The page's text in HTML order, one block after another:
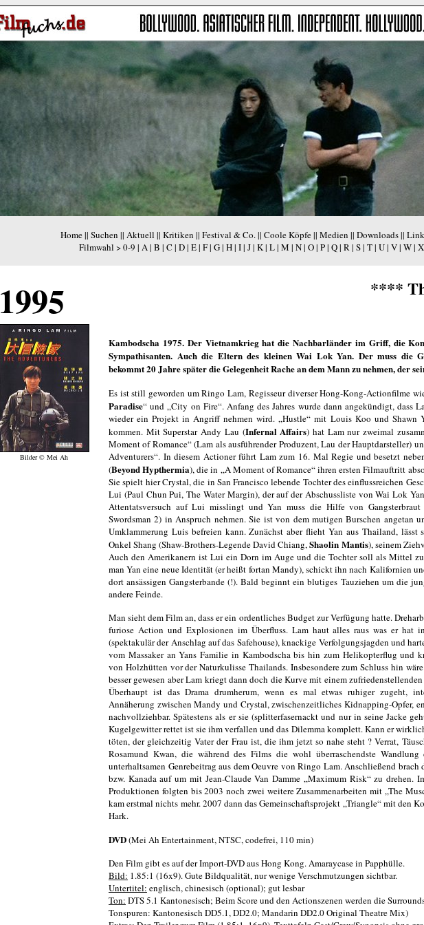
Home|| Suchen || Aktuell || Kritiken || Festival & Co.|| Coole Köpfe|| Medien || Downloads||
Filmwahl >0-9 | A| B | C | D| E| F| G| H| I| J| K| L| M | N| O| P| Q| R| S| T| U| V| W| X
1995
Bilder © Mei Ah
****
Kambodscha 1975. Der Vietnamkrieg hat die Nachbarländer im Griff, die
Sympathisanten. Auch die Eltern des kleinen Wai Lok Yan. Der muss die
bekommt 20 Jahre später die Gelegenheit Rache an dem Mann zu nehmen, der
Es ist still geworden um Ringo Lam, Regisseur diverser Hong-Kong-Actionfilme
Paradise“ und „City on Fire“. Anfang des Jahres wurde dann angekündigt, dass
wieder ein Projekt in Angriff nehmen wird. „Hustle“ mit Louis Koo und Shawn
kommen. Mit Superstar Andy Lau (Infernal Affairs) hat Lam nur zweimal
Moment of Romance“ (Lam als ausführender Produzent, Lau der Hauptdarsteller)
Adventurers“. In diesem Actioner führt Lam zum 16. Mal Regie und besetzt
(Beyond Hypthermia), die in „A Moment of Romance“ ihren ersten Filmauftritt
Sie spielt hier Crystal, die in San Francisco lebende Tochter des einflussreichen
Lui (Paul Chun Pui, The Water Margin), der auf der Abschussliste von Wai Lok
Attentatsversuch auf Lui misslingt und Yan muss die Hilfe von Gangsterbraut
Swordsman 2) in Anspruch nehmen. Sie ist von dem mutigen Burschen angetan
Umklammerung Luis befreien kann. Zunächst aber flieht Yan aus Thailand,
Onkel Shang (Shaw-Brothers-Legende David Chiang,Shaolin Mantis), seinem
Auch den Amerikanern ist Lui ein Dorn im Auge und die Tochter soll als Mittel
man Yan eine neue Identität (er heißt fortan Mandy), schickt ihn nach Kalifornien
dort ansässigen Gangsterbande (!). Bald beginnt ein blutiges Tauziehen um die
andere Feinde.
Man sieht dem Film an, dass er ein ordentliches Budget zur Verfügung hatte.
furiose Action und Explosionen im Überfluss. Lam haut alles raus was er hat
(spektakulär der Anschlag auf das Safehouse), knackige Verfolgungsjagden und
vom Massaker an Yans Familie in Kambodscha bis hin zum Helikopterflug und
von Holzhütten vor der Naturkulisse Thailands. Insbesondere zum Schluss hin
besser gewesen aber Lam kriegt dann doch die Kurve mit einem
Überhaupt ist das Drama drumherum, wenn es mal etwas ruhiger zugeht,
Annäherung zwischen Mandy und Crystal, zwischenzeitliches Kidnapping-Opfer,
nachvollziehbar. Spätestens als er sie (splitterfasernackt und nur in seine Jacke
Kugelgewitter rettet ist sie ihm verfallen und das Dilemma komplett. Kann er
töten, der gleichzeitig Vater der Frau ist, die ihm jetzt so nahe steht ? Verrat,
Rosamund Kwan, die während des Films die wohl überraschendste Wandlung
unterhaltsamen Genrebeitrag aus dem Oeuvre von Ringo Lam. Anschließend brach
bzw. Kanada auf um mit Jean-Claude Van Damme „Maximum Risk“ zu drehen.
Produktionen folgten bis 2003 noch zwei weitere Zusammenarbeiten mit „The
kam erstmal nichts mehr. 2007 dann das Gemeinschaftsprojekt „Triangle“ mit den
Hark.
DVD(Mei Ah Entertainment, NTSC, codefrei, 110 min)
Den Film gibt es auf der Import-DVD aus Hong Kong. Amaraycase in Papphülle.
Bild: 1.85:1 (16x9). Gute Bildqualität, nur wenige Verschmutzungen sichtbar.
Untertitel: englisch, chinesisch (optional); gut lesbar
Ton: DTS 5.1 Kantonesisch; Beim Score und den Actionszenen werden die
Tonspuren: Kantonesisch DD5.1, DD2.0; Mandarin DD2.0 Original Theatre Mix)